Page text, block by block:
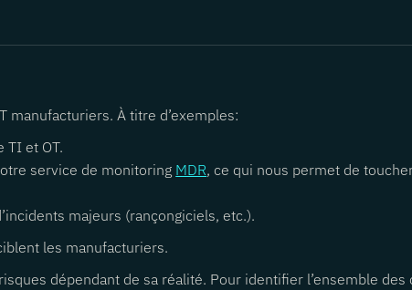
manufacturiers. À titre d’exemples:
TI et OT.
service de monitoring MDR, ce qui nous permet de
majeurs (rançongiciels, etc.).
les manufacturiers.
dépendant de sa réalité. Pour identifier l’ensemble des